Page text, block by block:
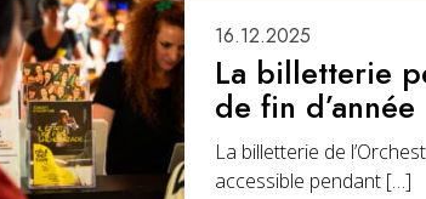
16.12.2025
La billetterie
de fin d’année
La billetterie de
accessible pendant […]